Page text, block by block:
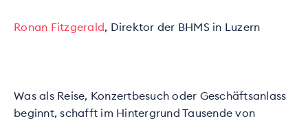
Ronan Fitzgerald, Direktor der BHMS in Luzern
Was als Reise, Konzertbesuch oder Geschäftsanlass
beginnt, schafft im Hintergrund Tausende von